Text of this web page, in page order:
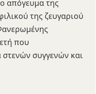
απόγευμα της
της ζευγαριού
που
συγγενών και